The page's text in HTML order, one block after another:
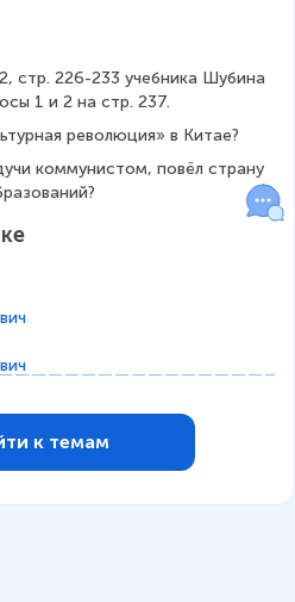
стр. 226-233 учебника Шубина
1 и 2 на стр. 237.
революция» в Китае?
коммунистом, повёл страну
к темам